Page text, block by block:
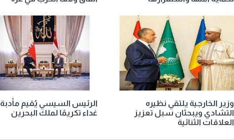
وزير الخارجية يلتقي نظيره
التشادي ويبحثان سبل تعزيز
العلاقات الثنائية
الرئيس السيسي يُقيم مأدبة
غداء تكريمًا لملك البحرين